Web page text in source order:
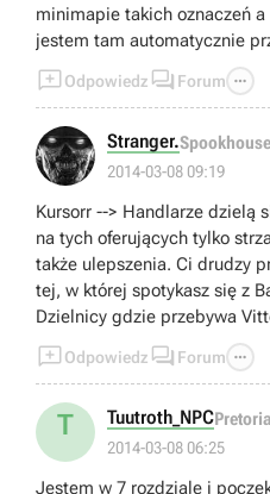
minimapie takich oznaczeń a
jestem tam automatycznie
Odpowiedz  Forum 
Stranger.Spookhouse
2014-03-08 09:19
Kursorr --> Handlarze dzielą
na tych oferujących tylko
także ulepszenia. Ci drudzy
tej, w której spotykasz się z
Dzielnicy gdzie przebywa
Odpowiedz  Forum 
T Tuutroth_NPC
2014-03-08 06:25
Jestem w 7 rozdziale i